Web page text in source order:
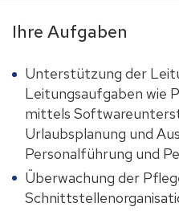
Ihre Aufgaben
Unterstützung der
Leitungsaufgaben wie
mittels
Urlaubsplanung und
Personalführung und
Überwachung der